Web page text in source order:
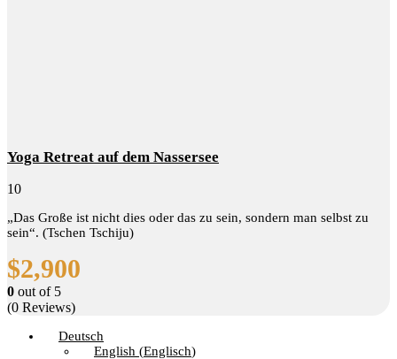
Yoga Retreat auf dem Nassersee
10
„Das Große ist nicht dies oder das zu sein, sondern man selbst zu
sein“. (Tschen Tschiju)
$2,900
0 out of 5
(0 Reviews)
Deutsch
English (Englisch)